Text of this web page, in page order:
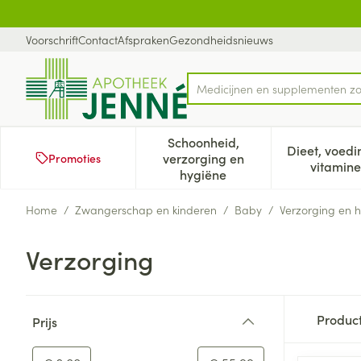
VoorschriftContactAfsprakenGezondheidsnieuws
Product, merk, categorie...
Medicijnen en supplementen
Promoties
Schoonheid,
verzorging en
hygiëne
Toon submenu voor
Dieet,
Home / Zwangerschap en kinderen / Baby / Verzorging en
Verzorging
Prijs